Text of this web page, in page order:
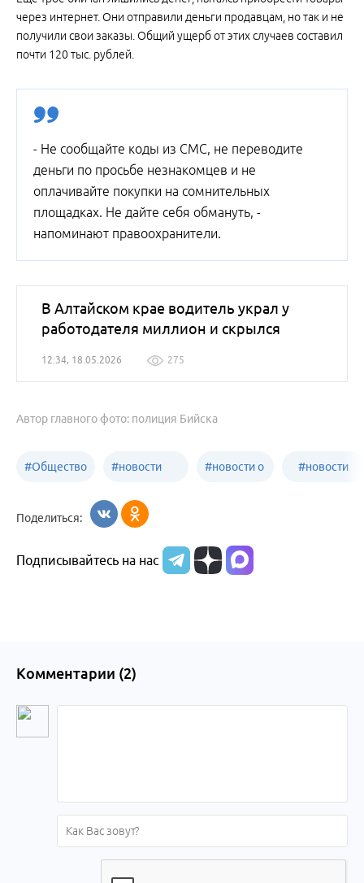
через интернет. Они отправили деньги продавцам, но так и не
получили свои заказы. Общий ущерб от этих случаев составил
почти 120 тыс. рублей.
- Не сообщайте коды из СМС, не переводите
деньги по просьбе незнакомцев и не
оплачивайте покупки на сомнительных
площадках. Не дайте себя обмануть, -
напоминают правоохранители.
В Алтайском крае водитель украл у
работодателя миллион и скрылся
12:34, 18.05.2026 275
Автор главного фото: полиция Бийска
#Общество #новости
образования
#новости о
Алтайского
#новости
Поделиться:
Подписывайтесь на нас
Комментарии (2)